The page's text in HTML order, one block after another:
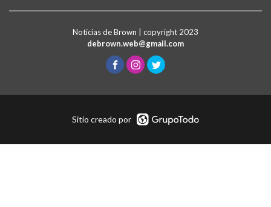
Noticias de Brown | copyright 2023
debrown.web@gmail.com
Sitio creado por